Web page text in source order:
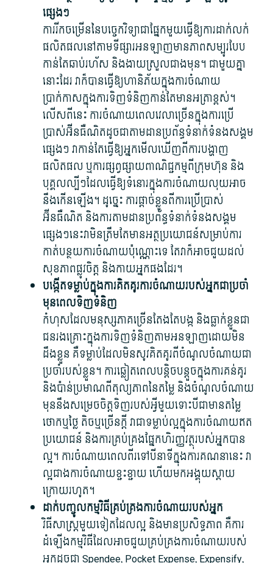
ផ្សេងៗ
ការ​រីកចម្រើន​នៃ​បច្ចេកវិទ្យា​ជា​ផ្នែក​មួយ​ធ្វើ​ឱ្យ​ការ​ដាក់​លក់​
ផលិតផល​នៅ​តាម​ទីផ្សារ​អនឡាញ​មាន​ភាព​សម្បូរ​បែប
កាន់តែ​ឆាប់រហ័ស និង​ងាយស្រួល​ជាង​មុន។ ជាមួយ​គ្នា​
នោះ​ដែរ វា​ក៏​បាន​ធ្វើ​ឱ្យ​ហានិភ័យ​ក្នុង​ការ​ចំណាយ​
ប្រាក់កាស​ក្នុង​ការ​ទិញ​ទំនិញ​កាន់តែ​មាន​អត្រា​ខ្ពស់។
លើស​ពី​នេះ ការ​ចំណាយ​ពេលវេលា​ច្រើន​ក្នុង​ការប្រើ
ប្រាស់​អ៊ីនធឺណិត​ដូចជា​តាមដាន​ប្រព័ន្ធ​ទំនាក់ទំនង​សង្គម​
ផ្សេងៗ វា​កាន់តែ​ធ្វើ​ឱ្យ​អ្នក​មើល​ឃើញ​ពី​ការ​បង្ហាញ​
ផលិតផល ឬ​ការ​ផ្សព្វផ្សាយ​ពាណិជ្ជកម្ម​ពី​ក្រុមហ៊ុន និង​
បុគ្គល​ល្បីៗ​ដែល​ធ្វើ​ឱ្យ​ទំនោរ​ក្នុង​ការ​ចំណាយ​លុយ​អាច​
នឹង​កើនឡើង។ ដូច្នេះ ការ​ផ្តាច់​ខ្លួន​ពី​ការប្រើប្រាស់​
អ៊ីនធឺណិត និង​ការ​តាមដាន​ប្រព័ន្ធ​ទំនាក់ទំនង​សង្គម​
ផ្សេងៗ​នេះ​វា​មិន​ត្រឹមតែ​មាន​អត្ថប្រយោជន៍​សម្រាប់​ការ​
កាត់បន្ថយ​ការ​ចំណាយ​ប៉ុណ្ណោះ​ទេ តែ​វា​ក៏​អាច​ជួយ​ដល់​
សុខភាព​ផ្លូវចិត្ត និង​កាយ​អ្នក​ផង​ដែរ។
បង្កើត​ទម្លាប់​ក្នុងការ​គិតគូរ​ការ​ចំណាយ​របស់​អ្នក​ជាប្រចាំ​
មុនពេល​ទិញ​ទំនិញ
កំហុស​ដែល​មនុស្ស​ភាគច្រើន​តែងតែ​បង្ក និង​ធ្លាក់​ខ្លួន​ជា​
ជនរងគ្រោះ​ក្នុង​ការទិញ​ទំនិញ​តាម​អនឡាញ​ដោយ​មិន
ដឹង​ខ្លួន គឺ​ទម្លាប់​ដែល​មិនសូវ​គិតគូរ​ពី​ចំណូល​ចំណាយ​ជា
ប្រចាំ​របស់​ខ្លួន។ ការ​ឆ្លៀត​ពេល​បន្តិចបន្តួច​ក្នុង​ការ​គន់គូរ
និង​ប៉ាន់ប្រមាណ​ពី​តុល្យភាព​នៃ​តម្លៃ និង​ចំណូល​ចំណាយ​
មុន​នឹង​សម្រេច​ចិត្ត​ទិញ​របស់​អ្វី​មួយ​ទោះបីជា​មាន​តម្លៃ​
ថោក​ឬ​ថ្លៃ តិច​ឬ​ច្រើន​ក្តី វា​ជា​ទម្លាប់​ល្អ​ក្នុង​ការ​ចំណាយ​ឥត
ប្រយោជន៍ និង​ការគ្រប់គ្រង​ផ្នែក​ហិរញ្ញវត្ថុ​របស់​អ្នក​បាន​
ល្អ។ ការ​ចំណាយ​ពេល​ពីរ​ទៅ​បី​នាទី​ក្នុង​ការ​គណនា​នេះ វា​
ល្អ​ជាង​ការ​ចំណាយ​ខ្ជះខ្ជាយ ហើយ​មក​អង្គុយ​ស្តាយ​
ក្រោយ​រហូត។
ដាក់​បញ្ចូល​កម្មវិធី​គ្រប់គ្រង​ការ​ចំណាយ​របស់​អ្នក
វិធីសាស្ត្រ​មួយ​ទៀត​ដែល​ល្អ និង​មាន​ប្រសិទ្ធភាព គឺ​ការ​
ដំឡើង​កម្មវិធី​ដែល​អាច​ជួយ​គ្រប់គ្រង​ការ​ចំណាយ​របស់​
អ្នក​ដូចជា Spendee, Pocket Expense, Expensify,